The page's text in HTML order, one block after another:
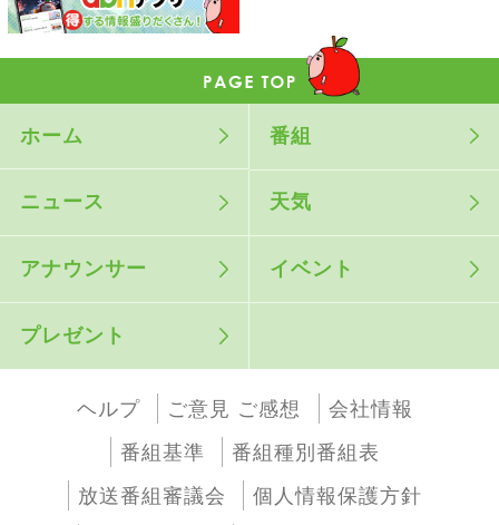
ホーム 番組
ニュース 天気
アナウンサー イベント
プレゼント
ヘルプ ご意見 ご感想
会社情報
番組基準
番組種別番組表
放送番組審議会
個人情報保護方針